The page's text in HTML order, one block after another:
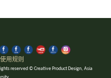
使用规则
reserved © Creative Product Design, Asia